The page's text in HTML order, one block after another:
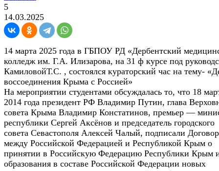
5
14.03.2025
14 марта 2025 года в ГБПОУ РД «Дербентский
колледж им. Г.А. Илизарова, на 31 ф курсе под
КамиловойТ.С. , состоялся кураторский час на тему-
воссоединения Крыма с Россией»
На мероприятии студентами обсуждалась то, что 18
2014 года президент РФ Владимир Путин, глава
совета Крыма Владимир Констатинов, премьер —
республики Сергей Аксёнов и председатель городского
совета Севастополя Алексей Чалый, подписали Договор
между Российской Федерацией и Республикой Крым о
принятии в Российскую Федерацию Республики Крым
образования в составе Российской Федерации новых